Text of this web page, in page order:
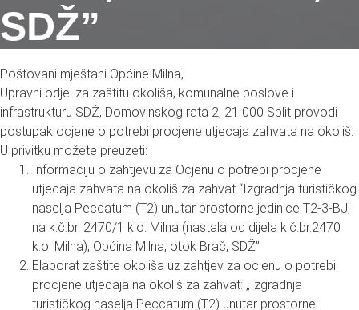
SDŽ”
Poštovani mještani Općine Milna,
Upravni odjel za zaštitu okoliša, komunalne poslove i
infrastrukturu SDŽ, Domovinskog rata 2, 21 000 Split provodi
postupak ocjene o potrebi procjene utjecaja zahvata na okoliš.
U privitku možete preuzeti:
Informaciju o zahtjevu za Ocjenu o potrebi procjene
utjecaja zahvata na okoliš za zahvat “Izgradnja turističkog
naselja Peccatum (T2) unutar prostorne jedinice T2-3-BJ,
na k.č.br. 2470/1 k.o. Milna (nastala od dijela k.č.br.2470
k.o. Milna), Općina Milna, otok Brač, SDŽ”
Elaborat zaštite okoliša uz zahtjev za ocjenu o potrebi
procjene utjecaja na okoliš za zahvat: „Izgradnja
turističkog naselja Peccatum (T2) unutar prostorne